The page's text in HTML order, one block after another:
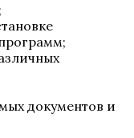
документов и